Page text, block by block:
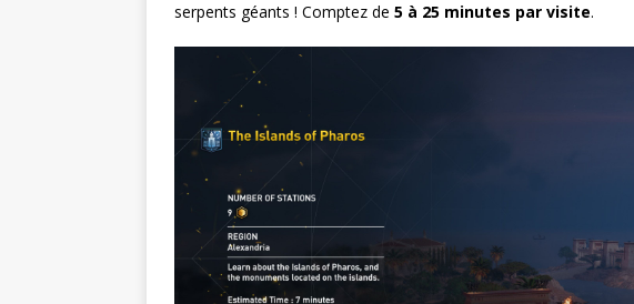
serpents géants ! Comptez de 5 à 25 minutes par visite.